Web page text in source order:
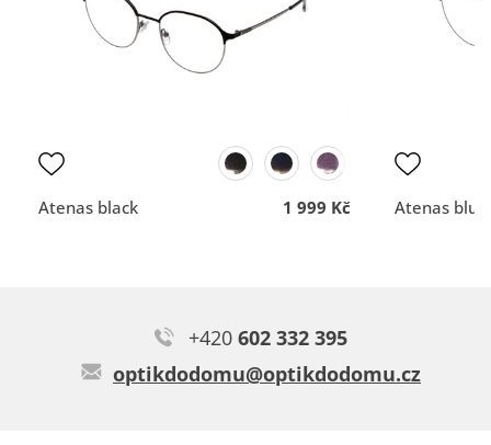
DOPORUČUJE OBCHOD DOPORUČUJE
Kvalita
komunikace
Atenas black 1 999 Kč Atenas blue
+420 602 332 395
optikdodomu@optikdodomu.cz